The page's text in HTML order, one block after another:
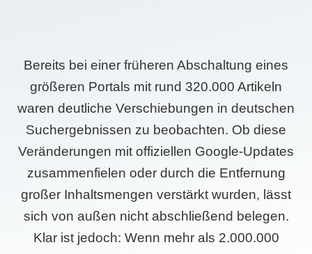
Bereits bei einer früheren Abschaltung eines
größeren Portals mit rund 320.000 Artikeln
waren deutliche Verschiebungen in deutschen
Suchergebnissen zu beobachten. Ob diese
Veränderungen mit offiziellen Google-Updates
zusammenfielen oder durch die Entfernung
großer Inhaltsmengen verstärkt wurden, lässt
sich von außen nicht abschließend belegen.
Klar ist jedoch: Wenn mehr als 2.000.000